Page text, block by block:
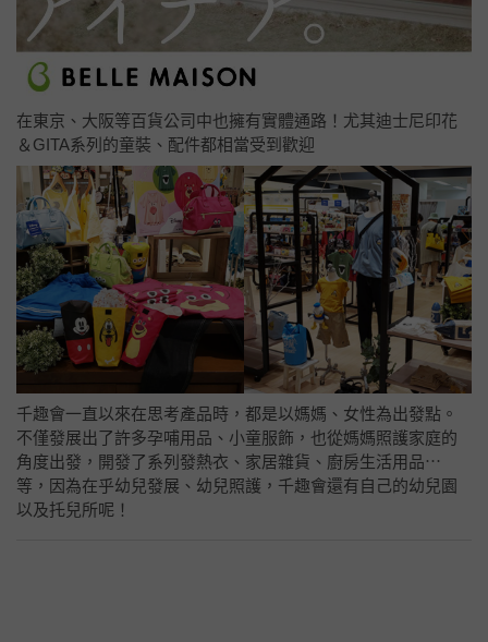
在東京、大阪等百貨公司中也擁有實體通路！尤其迪士尼印花
＆GITA系列的童裝、配件都相當受到歡迎
千趣會一直以來在思考產品時，都是以媽媽、女性為出發點。
不僅發展出了許多孕哺用品、小童服飾，也從媽媽照護家庭的
角度出發，開發了系列發熱衣、家居雜貨、廚房生活用品⋯
等，因為在乎幼兒發展、幼兒照護，千趣會還有自己的幼兒園
以及托兒所呢！